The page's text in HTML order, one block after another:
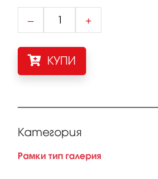
– +
КУПИ
Категория
Рамки тип галерия